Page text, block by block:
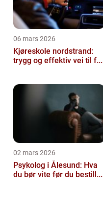
06 mars 2026
Kjøreskole nordstrand:
trygg og effektiv vei til f...
02 mars 2026
Psykolog i Ålesund: Hva
du bør vite før du bestill...